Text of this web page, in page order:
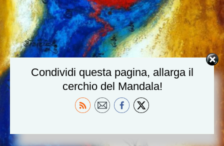
Condividi questa pagina, allarga il
cerchio del Mandala!